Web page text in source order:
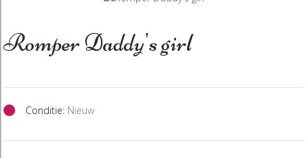
Romper Daddy's girl
Conditie: Nieuw